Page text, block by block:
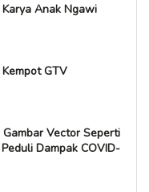
Anak Ngawi
GTV
Gambar Vector Seperti
Dampak COVID-